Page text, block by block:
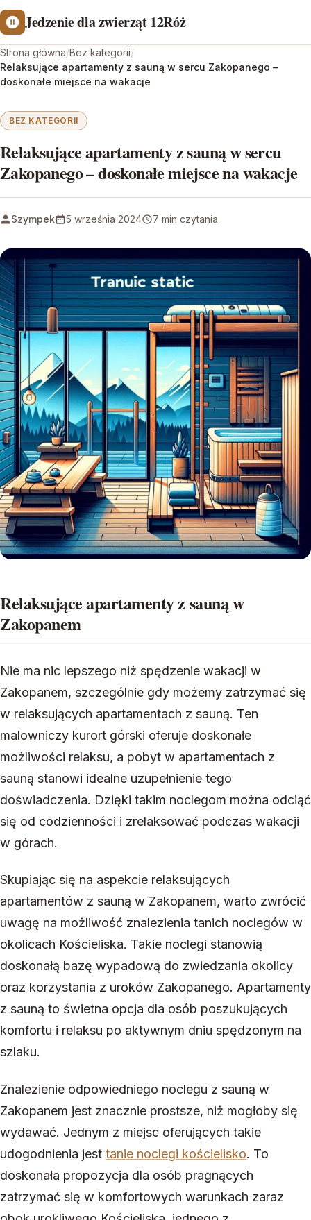
Jedzenie dla zwierząt 12Róż
Strona główna/Bez kategorii/
Relaksujące apartamenty z sauną w sercu Zakopanego –
doskonałe miejsce na wakacje
BEZ KATEGORII
Relaksujące apartamenty z sauną w sercu
Zakopanego – doskonałe miejsce na wakacje
Szympek 5 września 2024 7 min czytania
Relaksujące apartamenty z sauną w
Zakopanem
Nie ma nic lepszego niż spędzenie wakacji w
Zakopanem, szczególnie gdy możemy zatrzymać się
w relaksujących apartamentach z sauną. Ten
malowniczy kurort górski oferuje doskonałe
możliwości relaksu, a pobyt w apartamentach z
sauną stanowi idealne uzupełnienie tego
doświadczenia. Dzięki takim noclegom można odciąć
się od codzienności i zrelaksować podczas wakacji
w górach.
Skupiając się na aspekcie relaksujących
apartamentów z sauną w Zakopanem, warto zwrócić
uwagę na możliwość znalezienia tanich noclegów w
okolicach Kościeliska. Takie noclegi stanowią
doskonałą bazę wypadową do zwiedzania okolicy
oraz korzystania z uroków Zakopanego. Apartamenty
z sauną to świetna opcja dla osób poszukujących
komfortu i relaksu po aktywnym dniu spędzonym na
szlaku.
Znalezienie odpowiedniego noclegu z sauną w
Zakopanem jest znacznie prostsze, niż mogłoby się
wydawać. Jednym z miejsc oferujących takie
udogodnienia jest tanie noclegi kościelisko. To
doskonała propozycja dla osób pragnących
zatrzymać się w komfortowych warunkach zaraz